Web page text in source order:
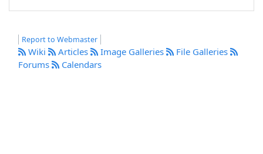
Report to Webmaster
Wiki Articles Image Galleries
File Galleries
Forums
Calendars